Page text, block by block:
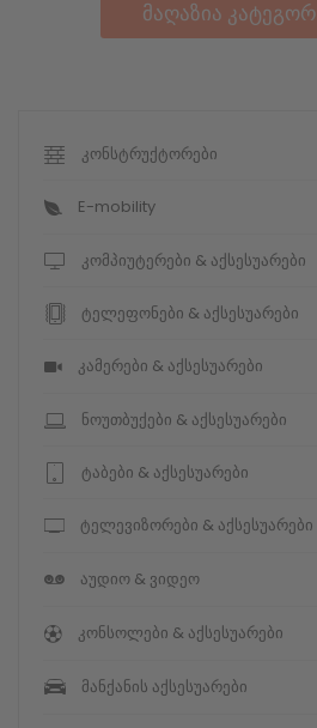
მაღაზია
კონსტრუქტორები
E-mobility
კომპიუტერები & აქსესუარები
ტელეფონები & აქსესუარები
კამერები & აქსესუარები
ნოუთბუქები & აქსესუარები
ტაბები & აქსესუარები
ტელევიზორები & აქსესუარები
აუდიო & ვიდეო
კონსოლები & აქსესუარები
მანქანის აქსესუარები